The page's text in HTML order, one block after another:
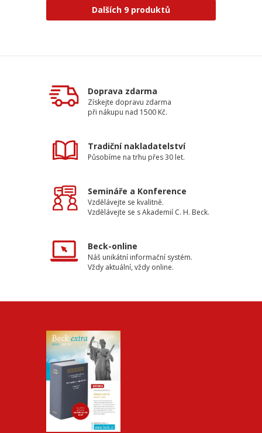
Dalších 9 produktů
Doprava zdarma
Získejte dopravu zdarma
při nákupu nad 1500 Kč.
Tradiční nakladatelství
Působíme na trhu přes 30 let.
Semináře a Konference
Vzdělávejte se kvalitně.
Vzdělávejte se s Akademií C. H. Beck.
Beck-online
Náš unikátní informační systém.
Vždy aktuální, vždy online.